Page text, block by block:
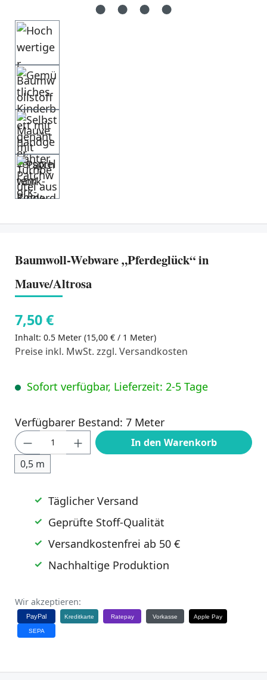
Baumwoll-Webware „Pferdeglück“ in
Mauve/Altrosa
7,50 €
Inhalt: 0.5 Meter (15,00 € / 1 Meter)
Preise inkl. MwSt. zzgl. Versandkosten
Sofort verfügbar, Lieferzeit: 2-5 Tage
Verfügbarer Bestand: 7 Meter
Produkt Anzahl: Gib den gewünschten
0,5 m
In den Warenkorb
Täglicher Versand
Geprüfte Stoff-Qualität
Versandkostenfrei ab 50 €
Nachhaltige Produktion
Wir akzeptieren:
PayPal Kreditkarte Ratepay Vorkasse Apple Pay
SEPA